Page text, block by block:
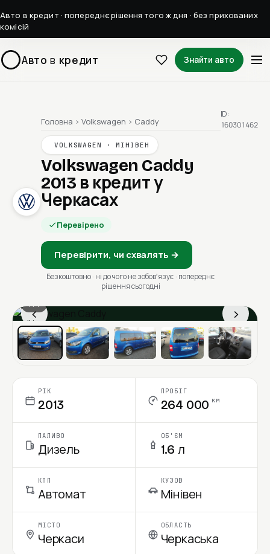
Авто в кредит · попереднє рішення того ж дня · без прихованих
комісій
Авто в кредит Знайти авто
Головна › Volkswagen › Caddy
VOLKSWAGEN · МІНІВЕН
Volkswagen Caddy
2013 в кредит у
Черкасах
Перевірено
Перевірити, чи схвалять →
Безкоштовно · ні до чого не зобовʼязує · попереднє
рішення сьогодні
ID:
160301462
‹ ›
1 / 7
Ціна в місяць
РІК
2013
ПРОБІГ
264 000 км
ПАЛИВО
Дизель
ОБ'ЄМ
1.6 л
КПП
Автомат
КУЗОВ
Мінівен
МІСТО
Черкаси
ОБЛАСТЬ
Черкаська